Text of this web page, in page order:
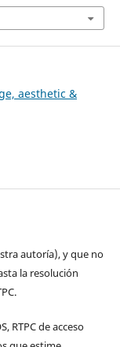
Image, aesthetic &
autoría), y que no
la resolución
RTPC de acceso